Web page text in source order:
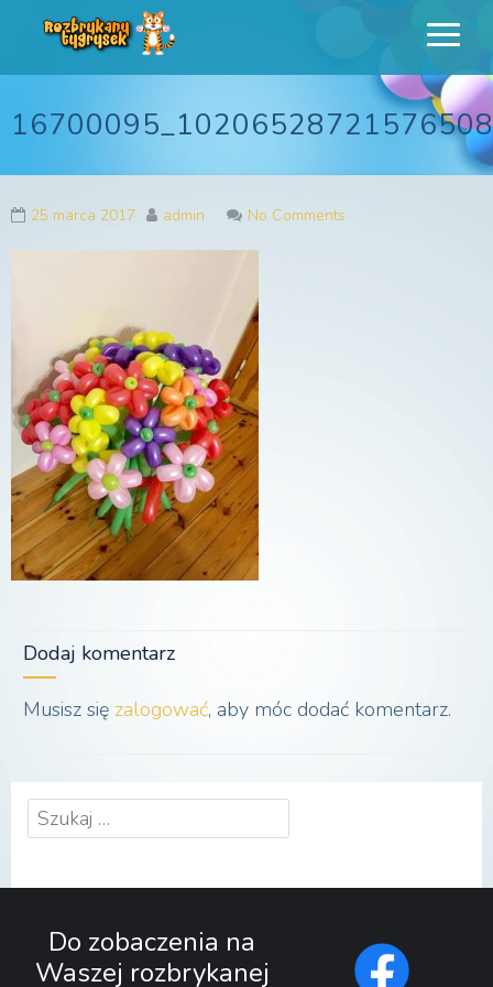
Rozbrykany
Tygrysek
Profesjonalne animacje urodzinowe dla dzieci
25 marca 2017 admin No Comments
Dodaj komentarz
Musisz się zalogować, aby móc dodać komentarz.
Szukaj:
Do zobaczenia na
Waszej rozbrykanej